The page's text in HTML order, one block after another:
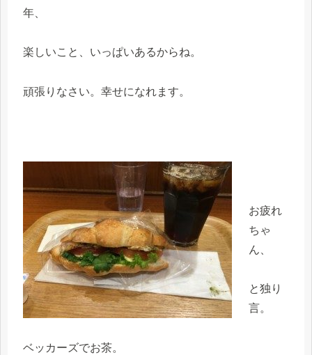
年、
楽しいこと、いっぱいあるからね。
頑張りなさい。幸せになれます。
お疲れ
ちゃ
ん、
と独り
言。
ベッカーズでお茶。